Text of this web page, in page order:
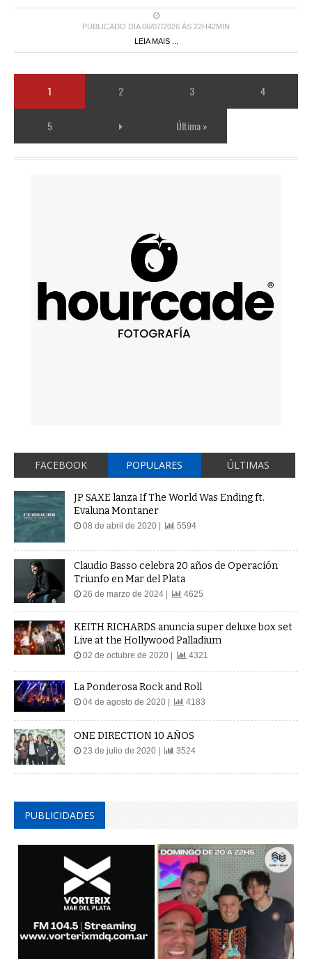
PUBLICADO DIA 06/07/2026 ÀS 22H42MIN
LEIA MAIS ...
1 2 3 4
5 Última »
FACEBOOK POPULARES ÚLTIMAS
JP SAXE lanza If The World Was Ending ft.
Evaluna Montaner
08 de abril de 2020 | 5594
Claudio Basso celebra 20 años de Operación
Triunfo en Mar del Plata
26 de marzo de 2024 | 4625
KEITH RICHARDS anuncia super deluxe box set
Live at the Hollywood Palladium
02 de octubre de 2020 | 4321
La Ponderosa Rock and Roll
04 de agosto de 2020 | 4183
ONE DIRECTION 10 AÑOS
23 de julio de 2020 | 3524
PUBLICIDADES